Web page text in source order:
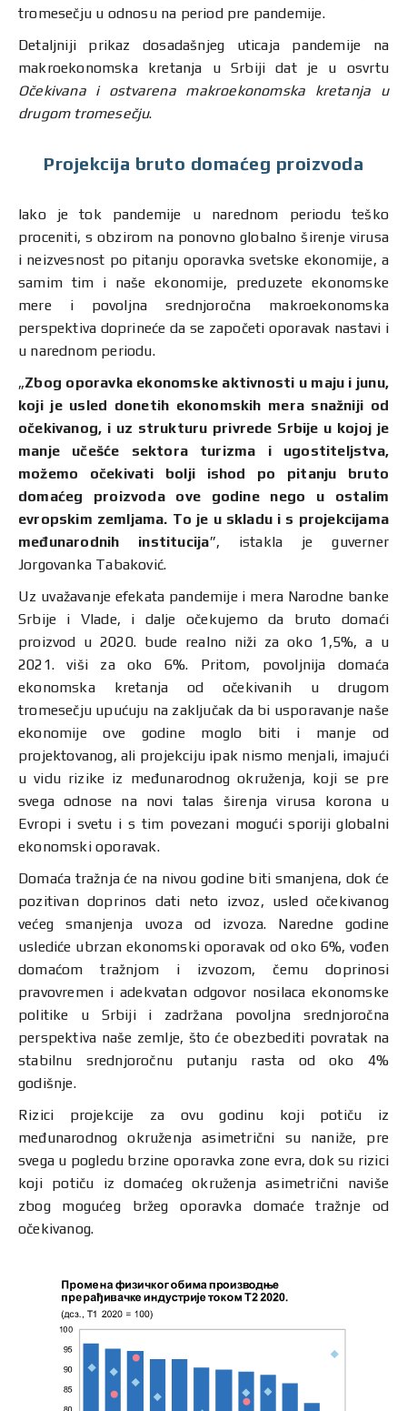
tromesečju u odnosu na period pre pandemije.
Detaljniji prikaz dosadašnjeg uticaja pandemije na
makroekonomska kretanja u Srbiji dat je u osvrtu
Očekivana i ostvarena makroekonomska kretanja u
drugom tromesečju.
Projekcija bruto domaćeg proizvoda
Iako je tok pandemije u narednom periodu teško
proceniti, s obzirom na ponovno globalno širenje virusa
i neizvesnost po pitanju oporavka svetske ekonomije, a
samim tim i naše ekonomije, preduzete ekonomske
mere i povoljna srednjoročna makroekonomska
perspektiva doprineće da se započeti oporavak nastavi i
u narednom periodu.
„Zbog oporavka ekonomske aktivnosti u maju i junu,
koji je usled donetih ekonomskih mera snažniji od
očekivanog, i uz strukturu privrede Srbije u kojoj je
manje učešće sektora turizma i ugostiteljstva,
možemo očekivati bolji ishod po pitanju bruto
domaćeg proizvoda ove godine nego u ostalim
evropskim zemljama. To je u skladu i s projekcijama
međunarodnih institucija”, istakla je guverner
Jorgovanka Tabaković.
Uz uvažavanje efekata pandemije i mera Narodne banke
Srbije i Vlade, i dalje očekujemo da bruto domaći
proizvod u 2020. bude realno niži za oko 1,5%, a u
2021. viši za oko 6%. Pritom, povoljnija domaća
ekonomska kretanja od očekivanih u drugom
tromesečju upućuju na zaključak da bi usporavanje naše
ekonomije ove godine moglo biti i manje od
projektovanog, ali projekciju ipak nismo menjali, imajući
u vidu rizike iz međunarodnog okruženja, koji se pre
svega odnose na novi talas širenja virusa korona u
Evropi i svetu i s tim povezani mogući sporiji globalni
ekonomski oporavak.
Domaća tražnja će na nivou godine biti smanjena, dok će
pozitivan doprinos dati neto izvoz, usled očekivanog
većeg smanjenja uvoza od izvoza. Naredne godine
uslediće ubrzan ekonomski oporavak od oko 6%, vođen
domaćom tražnjom i izvozom, čemu doprinosi
pravovremen i adekvatan odgovor nosilaca ekonomske
politike u Srbiji i zadržana povoljna srednjoročna
perspektiva naše zemlje, što će obezbediti povratak na
stabilnu srednjoročnu putanju rasta od oko 4%
godišnje.
Rizici projekcije za ovu godinu koji potiču iz
međunarodnog okruženja asimetrični su naniže, pre
svega u pogledu brzine oporavka zone evra, dok su rizici
koji potiču iz domaćeg okruženja asimetrični naviše
zbog mogućeg bržeg oporavka domaće tražnje od
očekivanog.